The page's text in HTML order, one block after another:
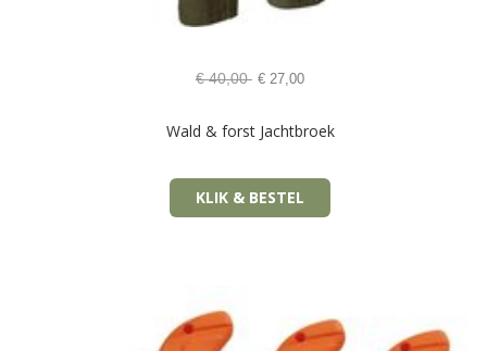
€40,00 € 27,00
Wald & forst Jachtbroek
KLIK & BESTEL